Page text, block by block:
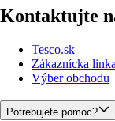
Kontaktujte
Tesco.sk
Zákaznícka
Výber obchodu
Potrebujete pomoc?